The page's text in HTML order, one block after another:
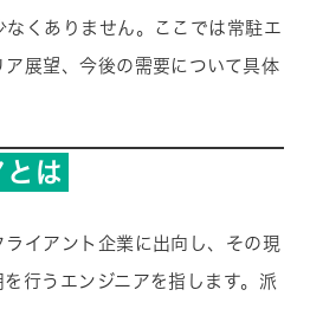
なくありません。ここでは常駐エ
ア展望、今後の需要について具体
は
イアント企業に出向し、その現
行うエンジニアを指します。派